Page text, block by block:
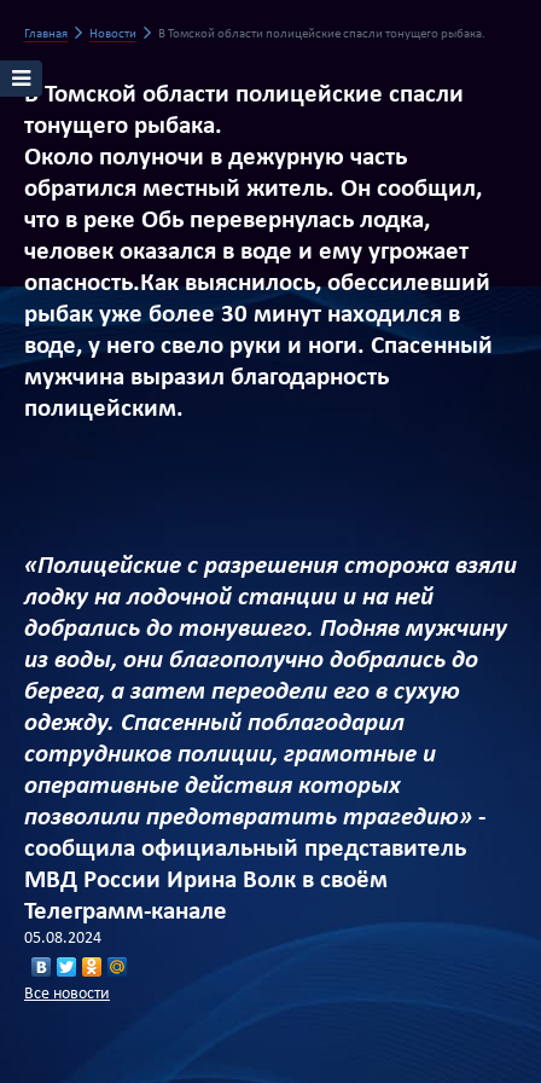
Главная Новости В Томской области полицейские спасли тонущего рыбака.
В Томской области полицейские спасли
тонущего рыбака.
Около полуночи в дежурную часть
обратился местный житель. Он сообщил,
что в реке Обь перевернулась лодка,
человек оказался в воде и ему угрожает
опасность.Как выяснилось, обессилевший
рыбак уже более 30 минут находился в
воде, у него свело руки и ноги. Спасенный
мужчина выразил благодарность
полицейским.
«Полицейские с разрешения сторожа взяли
лодку на лодочной станции и на ней
добрались до тонувшего. Подняв мужчину
из воды, они благополучно добрались до
берега, а затем переодели его в сухую
одежду. Спасенный поблагодарил
сотрудников полиции, грамотные и
оперативные действия которых
позволили предотвратить трагедию» -
сообщила официальный представитель
МВД России Ирина Волк в своём
Телеграмм-канале
05.08.2024
Все новости